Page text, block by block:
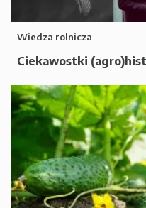
Wiedza rolnicza
Ciekawostki